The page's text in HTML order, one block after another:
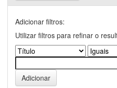
Adicionar filtros:
Utilizar filtros para refinar o